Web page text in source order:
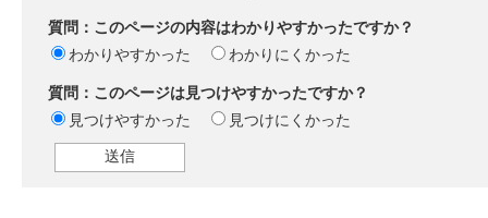
質問：このページの内容はわかりやすかったですか？
わかりやすかった
わかりにくかった
質問：このページは見つけやすかったですか？
見つけやすかった
見つけにくかった